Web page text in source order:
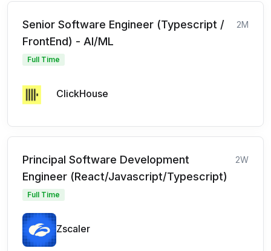
Senior Software Engineer (Typescript /
FrontEnd) - AI/ML
2M
Full Time
ClickHouse
Principal Software Development
Engineer (React/Javascript/Typescript)
2W
Full Time
Zscaler